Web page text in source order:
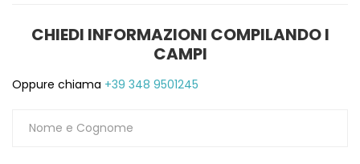
CHIEDI INFORMAZIONI COMPILANDO I
CAMPI
Oppure chiama +39 348 9501245